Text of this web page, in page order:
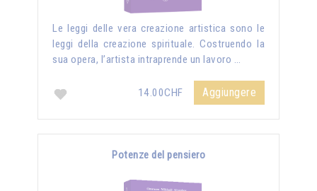
Le leggi delle vera creazione artistica sono le
leggi della creazione spirituale. Costruendo la
sua opera, l’artista intraprende un lavoro …
14.00CHF Aggiungere
Potenze del pensiero